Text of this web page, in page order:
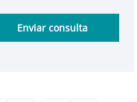
- um produto
de artesanato
Enviar consulta